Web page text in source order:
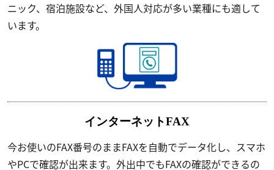
ニック、宿泊施設など、外国人対応が多い業種にも適して
います。
インターネットFAX
今お使いのFAX番号のままFAXを自動でデータ化し、スマホ
やPCで確認が出来ます。外出中でもFAXの確認ができるの